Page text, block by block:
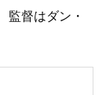
監督はダン・